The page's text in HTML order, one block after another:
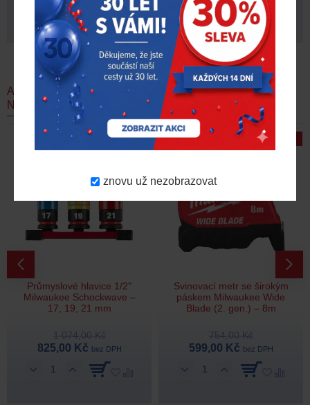
znovu už nezobrazovat
Návod kompresoru Slime 40068-95
AKČNÍ
NABÍDKA
DOPORUČUJEME NOVINKY
-23 %
Průmyslové hlavice 1/2"
Milwaukee Schockwave –
17, 19, 21 mm
1 074,00 Kč
825,00 Kč bez DPH
Svinovací metr se širokým
páskem Milwaukee Wide
Blade (2. gen.) – 8m
754,00 Kč
599,00 Kč bez DPH